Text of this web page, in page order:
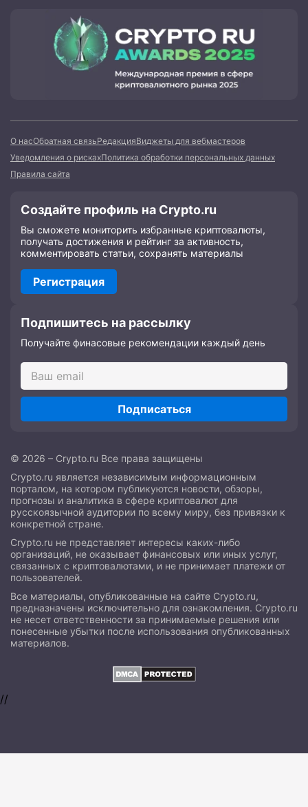
О насОбратная связьРедакцияВиджеты для вебмастеров
Уведомления о рискахПолитика обработки персональных данных
Правила сайта
Создайте профиль на Crypto.ru
Вы сможете мониторить избранные криптовалюты,
получать достижения и рейтинг за активность,
комментировать статьи, сохранять материалы
Регистрация
Подпишитесь на рассылку
Получайте финасовые рекомендации каждый день
Подписаться
© 2026 – Crypto.ru Все права защищены
Crypto.ru является независимым информационным
порталом, на котором публикуются новости, обзоры,
прогнозы и аналитика в сфере криптовалют для
русскоязычной аудитории по всему миру, без привязки к
конкретной стране.
Crypto.ru не представляет интересы каких-либо
организаций, не оказывает финансовых или иных услуг,
связанных с криптовалютами, и не принимает платежи от
пользователей.
Все материалы, опубликованные на сайте Crypto.ru,
предназначены исключительно для ознакомления. Crypto.ru
не несет ответственности за принимаемые решения или
понесенные убытки после использования опубликованных
материалов.
//